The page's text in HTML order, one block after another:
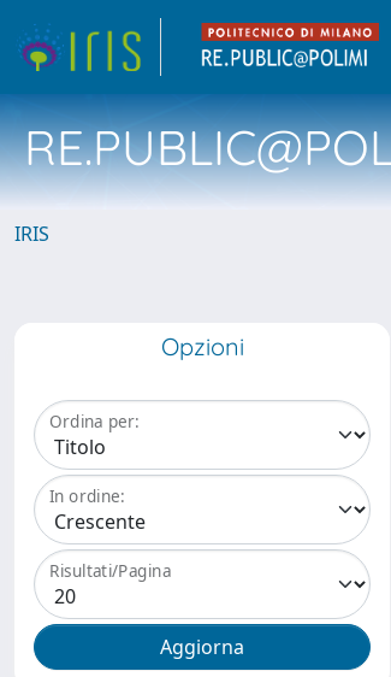
IRIS
Opzioni
Ordina per:
In ordine:
Risultati/Pagina